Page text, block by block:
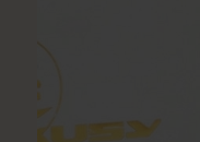
Victoria Vynn